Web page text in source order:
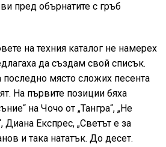
пред обърнатите с гръб
на техния каталог не намерех
да създам свой списък.
последно място сложих песента
На първите позиции бяха
на Чочо от „Тангра“, „Не
Диана Експрес, „Светът е за
и така нататък. До десет.